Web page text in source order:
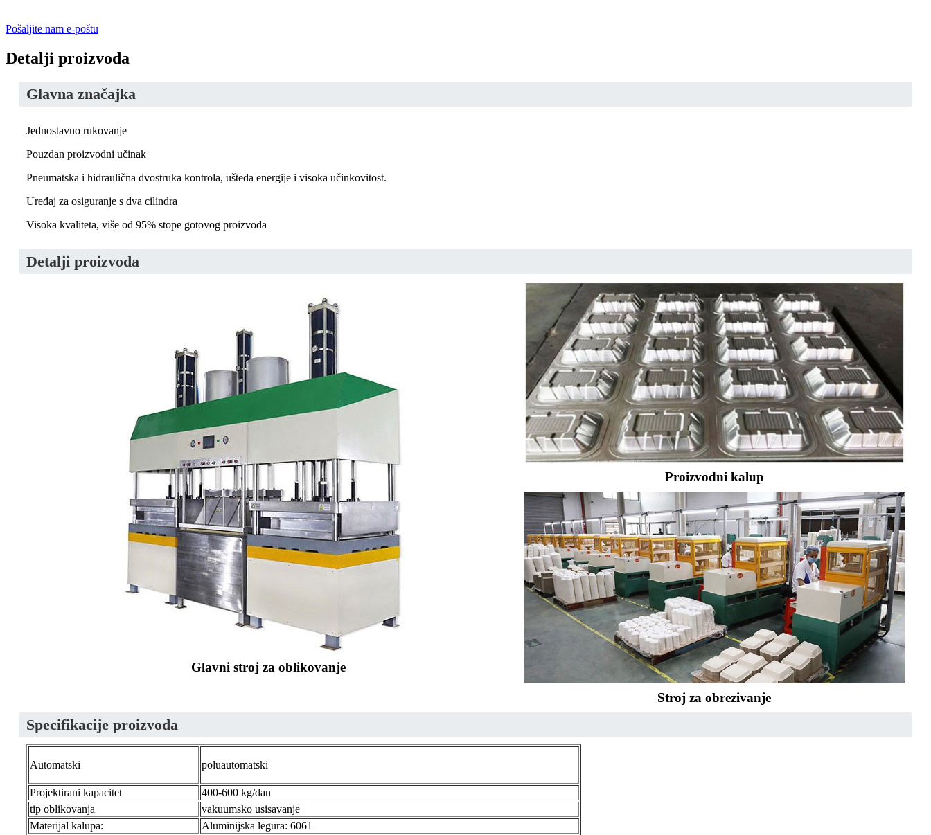
Pošaljite nam e-poštu
Detalji proizvoda
Glavna značajka
Jednostavno rukovanje
Pouzdan proizvodni učinak
Pneumatska i hidraulična dvostruka kontrola, ušteda energije i visoka učinkovitost.
Uređaj za osiguranje s dva cilindra
Visoka kvaliteta, više od 95% stope gotovog proizvoda
Detalji proizvoda
Glavni stroj za oblikovanje
Proizvodni kalup
Stroj za obrezivanje
Specifikacije proizvoda
Automatski poluautomatski
Projektirani kapacitet
400-600 kg/dan
tip oblikovanja
vakuumsko usisavanje
Materijal kalupa:
Aluminijska legura: 6061